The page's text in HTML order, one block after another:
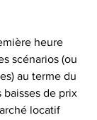
heure
scénarios (ou
au terme du
baisses de prix
locatif